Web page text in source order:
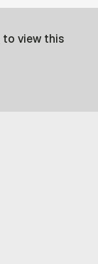
to view this